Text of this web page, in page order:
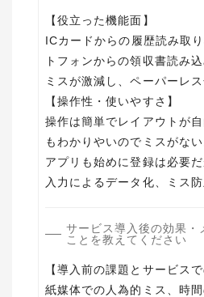
【役立った機能面】
ICカードからの履歴読み取
トフォンからの領収書読み
ミスが激減し、ペーパーレス
【操作性・使いやすさ】
操作は簡単でレイアウトが
もわかりやいのでミスがない
アプリも始めに登録は必要
サービス導入後の効果・
ことを教えてください
【導入前の課題とサービスで
紙媒体での人為的ミス、時